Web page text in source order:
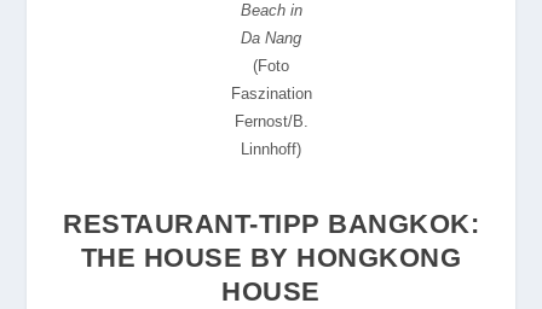
Beach in
Da Nang
(Foto
Faszination
Fernost/B.
Linnhoff)
RESTAURANT-TIPP BANGKOK:
THE HOUSE BY HONGKONG
HOUSE